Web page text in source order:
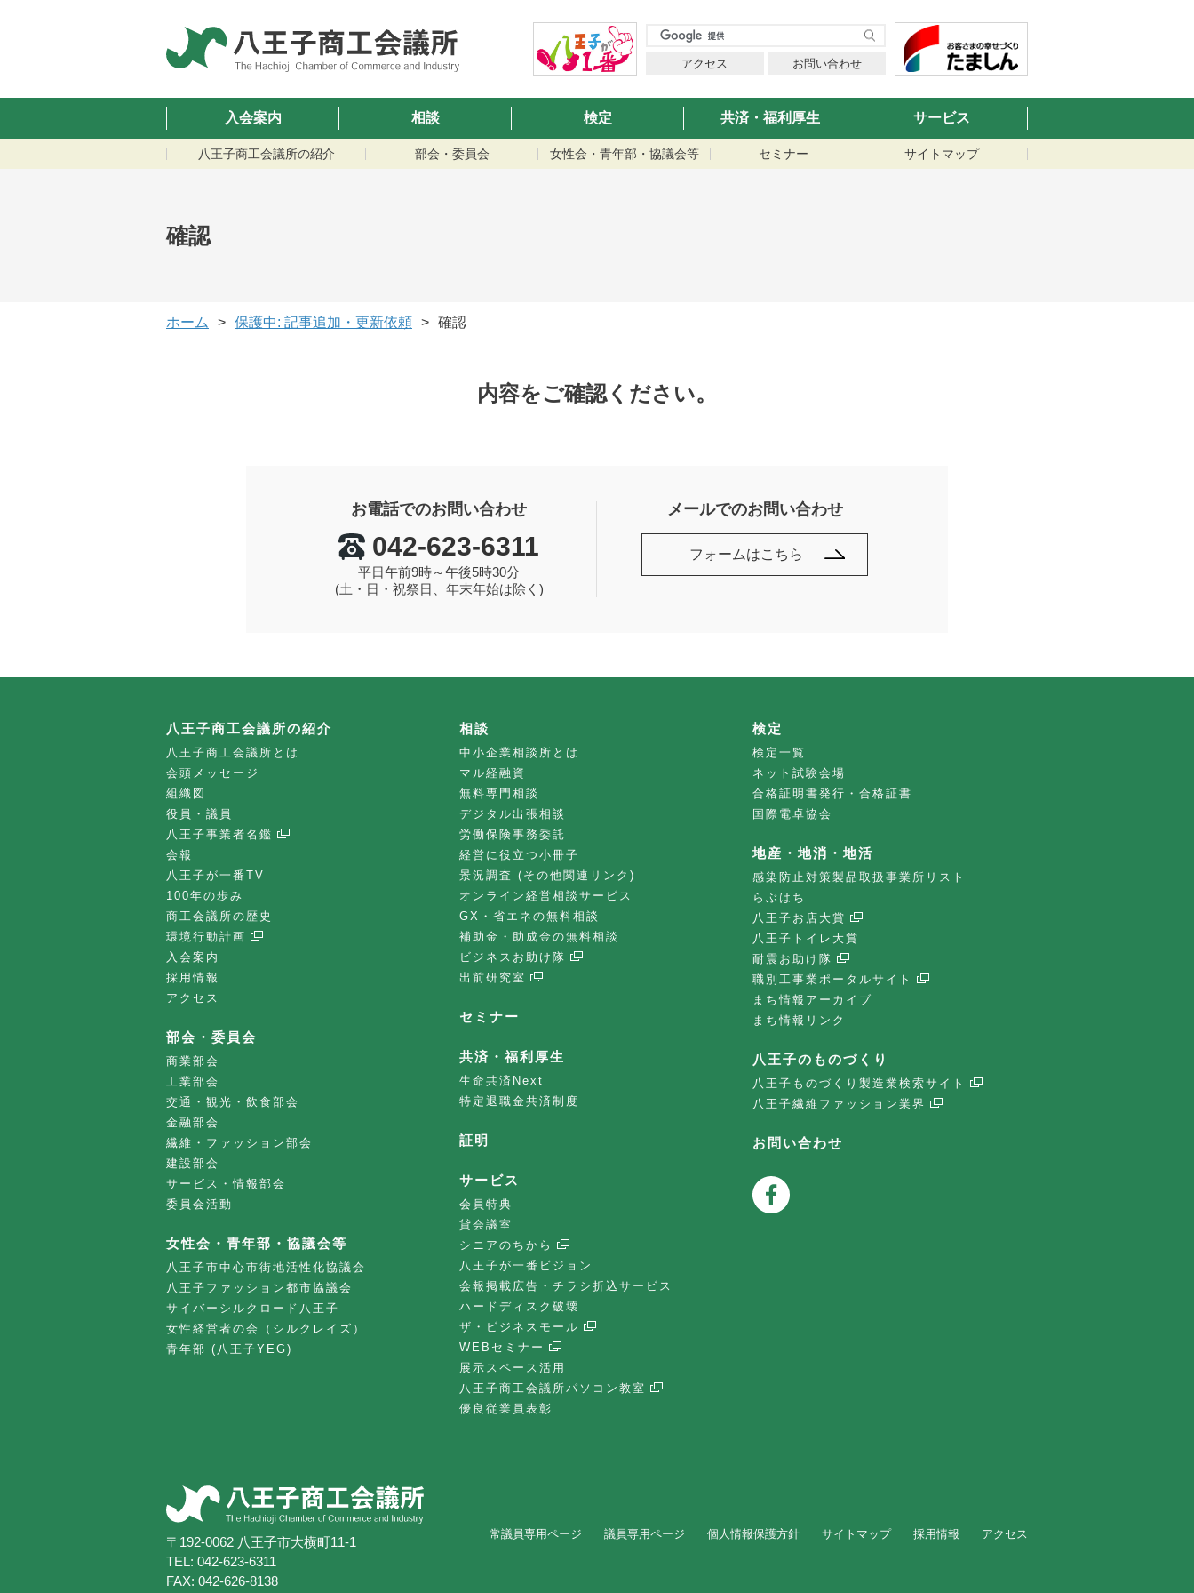
アクセス お問い合わせ
入会案内 相談 検定 共済・福利厚生 サービス
八王子商工会議所の紹介 部会・委員会 女性会・青年部・協議会等 セミナー サイトマップ
確認
ホーム 保護中: 記事追加・更新依頼 確認
内容をご確認ください。
お電話でのお問い合わせ
042-623-6311
平日午前9時～午後5時30分
(土・日・祝祭日、年末年始は除く)
メールでのお問い合わせ
フォームはこちら
八王子商工会議所の紹介
八王子商工会議所とは
会頭メッセージ
組織図
役員・議員
八王子事業者名鑑
会報
八王子が一番TV
100年の歩み
商工会議所の歴史
環境行動計画
入会案内
採用情報
アクセス
部会・委員会
商業部会
工業部会
交通・観光・飲食部会
金融部会
繊維・ファッション部会
建設部会
サービス・情報部会
委員会活動
女性会・青年部・協議会等
八王子市中心市街地活性化協議会
八王子ファッション都市協議会
サイバーシルクロード八王子
女性経営者の会（シルクレイズ）
青年部 (八王子YEG)
相談
中小企業相談所とは
マル経融資
無料専門相談
デジタル出張相談
労働保険事務委託
経営に役立つ小冊子
景況調査 (その他関連リンク)
オンライン経営相談サービス
GX・省エネの無料相談
補助金・助成金の無料相談
ビジネスお助け隊
出前研究室
セミナー
共済・福利厚生
生命共済Next
特定退職金共済制度
証明
サービス
会員特典
貸会議室
シニアのちから
八王子が一番ビジョン
会報掲載広告・チラシ折込サービス
ハードディスク破壊
ザ・ビジネスモール
WEBセミナー
展示スペース活用
八王子商工会議所パソコン教室
優良従業員表彰
検定
検定一覧
ネット試験会場
合格証明書発行・合格証書
国際電卓協会
地産・地消・地活
感染防止対策製品取扱事業所リスト
らぶはち
八王子お店大賞
八王子トイレ大賞
耐震お助け隊
職別工事業ポータルサイト
まち情報アーカイブ
まち情報リンク
八王子のものづくり
八王子ものづくり製造業検索サイト
八王子繊維ファッション業界
お問い合わせ
〒192-0062 八王子市大横町11-1
TEL: 042-623-6311
FAX: 042-626-8138
常議員専用ページ 議員専用ページ 個人情報保護方針 サイトマップ 採用情報 アクセス